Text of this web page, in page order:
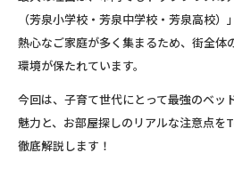
（芳泉小学校・芳泉中学校・芳泉高校
熱心なご家庭が多く集まるため、街全体
環境が保たれています。
今回は、子育て世代にとって最強のベッ
魅力と、お部屋探しのリアルな注意点
徹底解説します！